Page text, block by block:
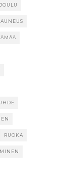
JOULU
RUOKA